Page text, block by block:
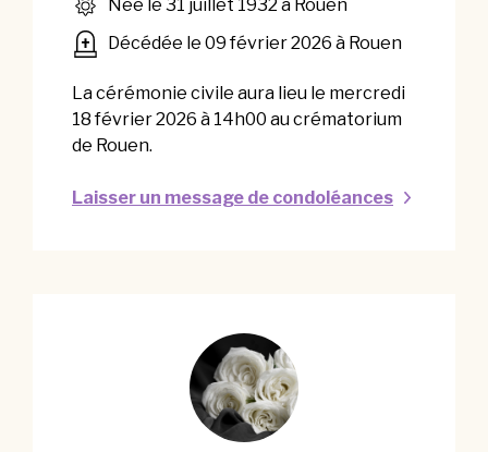
Née le 31 juillet 1932 à Rouen
Décédée le 09 février 2026 à Rouen
La cérémonie civile aura lieu le mercredi
18 février 2026 à 14h00 au crématorium
de Rouen.
Laisser un message de condoléances